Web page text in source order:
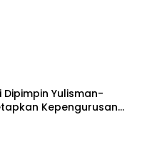
Dipimpin Yulisman-
Kepengurusan